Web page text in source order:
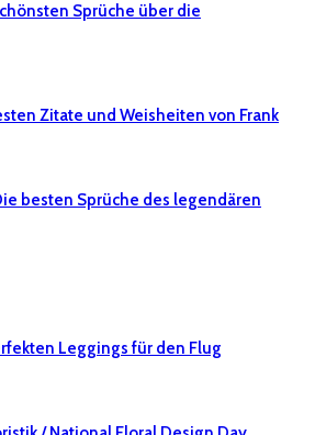
Sprüche über die
Zitate und Weisheiten von Frank
besten Sprüche des legendären
Leggings für den Flug